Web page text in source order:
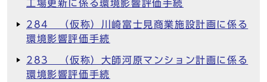
工場更新に係る環境影響評価手続
284 （仮称）川崎富士見商業施設計画に係る
環境影響評価手続
283 （仮称）大師河原マンション計画に係る
環境影響評価手続